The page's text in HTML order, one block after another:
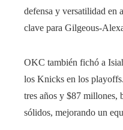
defensa y versatilidad en
clave para Gilgeous-
OKC también fichó a
los Knicks en los
tres años y $87 millones,
sólidos, mejorando un